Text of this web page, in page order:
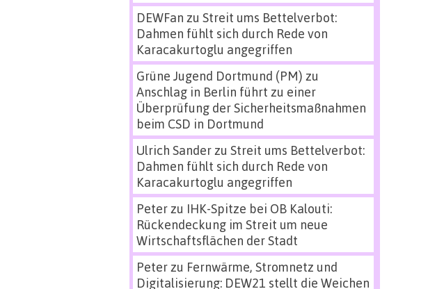
DEWFan zu Streit ums Bettelverbot:
Dahmen fühlt sich durch Rede von
Karacakurtoglu angegriffen
Grüne Jugend Dortmund (PM) zu
Anschlag in Berlin führt zu einer
Überprüfung der Sicherheitsmaßnahmen
beim CSD in Dortmund
Ulrich Sanderzu Streit ums Bettelverbot:
Dahmen fühlt sich durch Rede von
Karacakurtoglu angegriffen
Peterzu IHK-Spitze bei OB Kalouti:
Rückendeckung im Streit um neue
Wirtschaftsflächen der Stadt
Peterzu Fernwärme, Stromnetz und
Digitalisierung: DEW21 stellt die Weichen